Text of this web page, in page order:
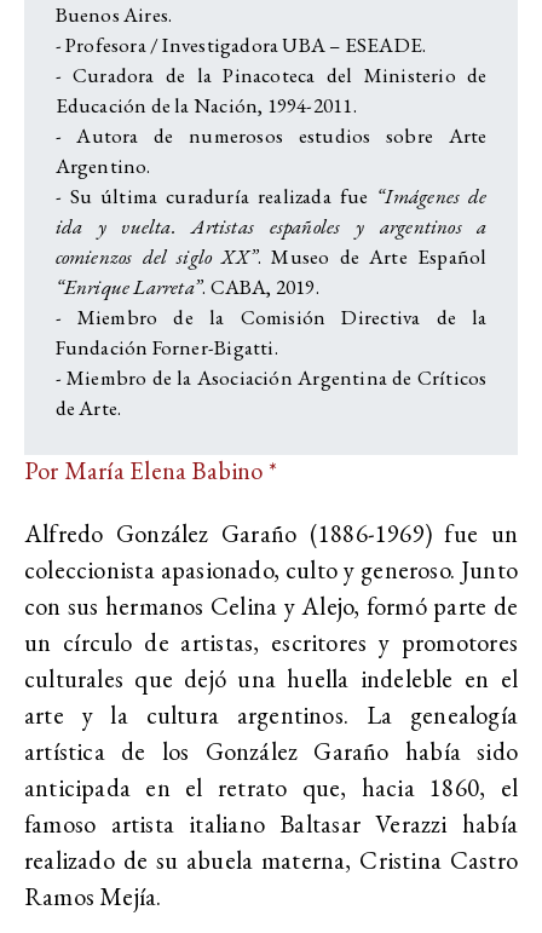
Buenos Aires.
- Profesora / Investigadora UBA – ESEADE.
- Curadora de la Pinacoteca del Ministerio de
Educación de la Nación, 1994-2011.
- Autora de numerosos estudios sobre Arte
Argentino.
- Su última curaduría realizada fue “Imágenes de
ida y vuelta. Artistas españoles y argentinos a
comienzos del siglo XX”. Museo de Arte Español
“Enrique Larreta”. CABA, 2019.
- Miembro de la Comisión Directiva de la
Fundación Forner-Bigatti.
- Miembro de la Asociación Argentina de Críticos
de Arte.
Por María Elena Babino *
Alfredo González Garaño (1886-1969) fue un
coleccionista apasionado, culto y generoso. Junto
con sus hermanos Celina y Alejo, formó parte de
un círculo de artistas, escritores y promotores
culturales que dejó una huella indeleble en el
arte y la cultura argentinos. La genealogía
artística de los González Garaño había sido
anticipada en el retrato que, hacia 1860, el
famoso artista italiano Baltasar Verazzi había
realizado de su abuela materna, Cristina Castro
Ramos Mejía.